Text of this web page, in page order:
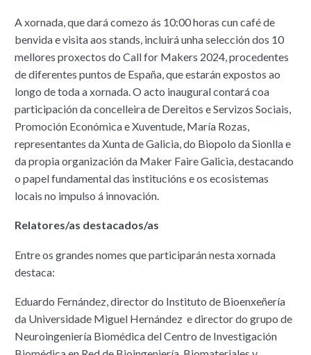
A xornada, que dará comezo ás 10:00 horas cun café de
benvida e visita aos stands, incluirá unha selección dos 10
mellores proxectos do Call for Makers 2024, procedentes
de diferentes puntos de España, que estarán expostos ao
longo de toda a xornada. O acto inaugural contará coa
participación da concelleira de Dereitos e Servizos Sociais,
Promoción Económica e Xuventude, María Rozas,
representantes da Xunta de Galicia, do Biopolo da Sionlla e
da propia organización da Maker Faire Galicia, destacando
o papel fundamental das institucións e os ecosistemas
locais no impulso á innovación.
Relatores/as destacados/as
Entre os grandes nomes que participarán nesta xornada
destaca:
Eduardo Fernández, director do Instituto de Bioenxeñería
da Universidade Miguel Hernández e director do grupo de
Neuroingeniería Biomédica del Centro de Investigación